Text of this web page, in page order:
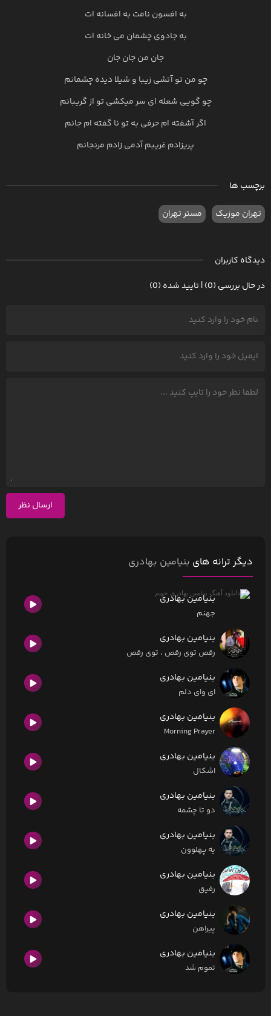
به افسون نامت به افسانه ات
به جادوی چشمان می خانه ات
جان من جان جان
چو من تو آتشی زیبا و شیلا دیده چشمانم
چو گویی شعله ای سر میکشی تو از گریبانم
اگر آشفته ام حرفی به تو نا گفته ام جانم
پریزادم غریبم آدمی زادم مرنجانم
برچسب ها
تهران موزیک مستر تهران
دیدگاه کاربران
در حال بررسی (0) | تایید شده (0)
ارسال نظر
دیگر ترانه های بنیامین بهادری
بنیامین بهادری
جهنم
بنیامین بهادری
رقص توی رقص ، توی رقص
بنیامین بهادری
ای وای دلم
بنیامین بهادری
Morning Prayer
بنیامین بهادری
اشکال
بنیامین بهادری
دو تا چشمه
بنیامین بهادری
یه پهلوون
بنیامین بهادری
رفیق
بنیامین بهادری
پیراهن
بنیامین بهادری
تموم شد